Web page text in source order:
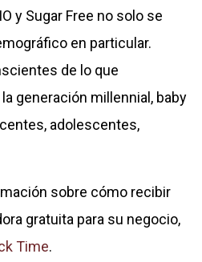
y Sugar Free no solo se
en particular.
de lo que
generación millennial, baby
adolescentes,
sobre cómo recibir
gratuita para su negocio,
Time.